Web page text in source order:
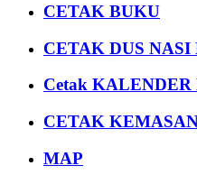
CETAK BUKU
CETAK DUS
Cetak KALENDER
CETAK
MAP